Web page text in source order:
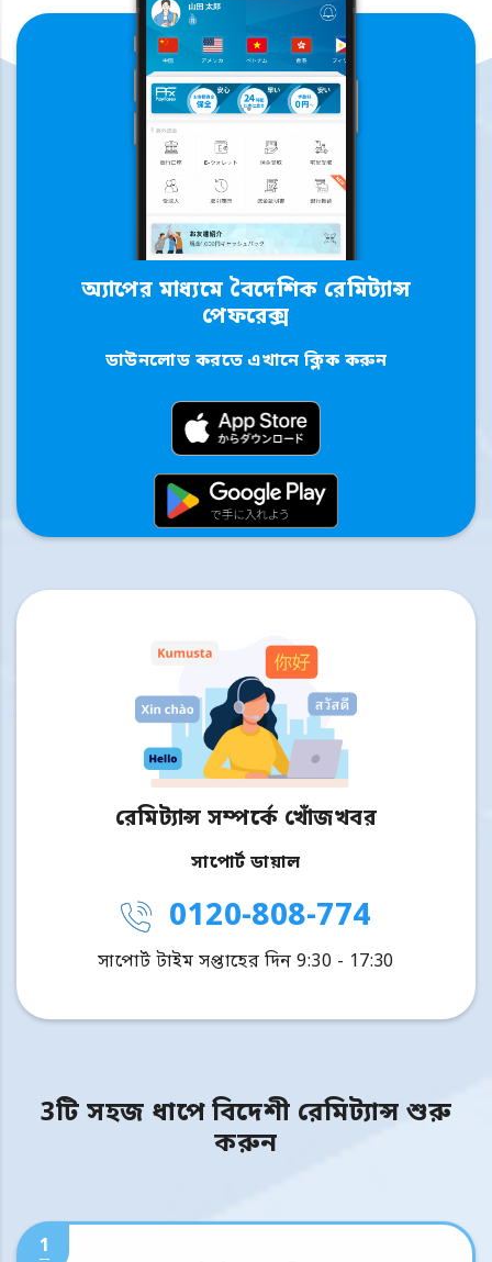
অ্যাপের মাধ্যমে বৈদেশিক রেমিট্যান্স
পেফরেক্স
ডাউনলোড করতে এখানে ক্লিক করুন
রেমিট্যান্স সম্পর্কে খোঁজখবর
সাপোর্ট ডায়াল
0120-808-774
সাপোর্ট টাইম সপ্তাহের দিন 9:30 - 17:30
3টি সহজ ধাপে বিদেশী রেমিট্যান্স শুরু
করুন
1